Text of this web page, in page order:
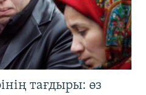
тағдыры: өз